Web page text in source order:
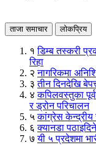
ताजा समाचार लोकप्रिय
१ डिम्ब तस्करी
रिहा
२ नागरिकमा
३ तीन दिनदेखि
४ कपिलवस्तुका
र ड्रोन परिचालन
५ कांग्रेस
६ क्यानडा
७ यी ५ प्रदेशमा